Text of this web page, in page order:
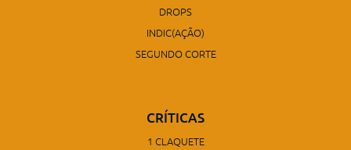
DROPS
INDIC(AÇÃO)
SEGUNDO CORTE
CRÍTICAS
1 CLAQUETE